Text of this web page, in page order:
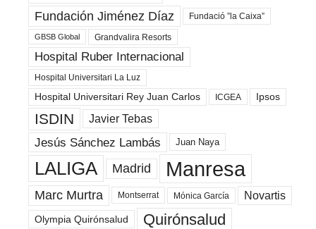
Fundación Jiménez Díaz Fundació ”la Caixa”
GBSB Global Grandvalira Resorts
Hospital Ruber Internacional
Hospital Universitari La Luz
Hospital Universitari Rey Juan Carlos ICGEA Ipsos
ISDIN Javier Tebas
Jesús Sánchez Lambás Juan Naya
LALIGA Madrid Manresa
Marc Murtra Montserrat Mónica García Novartis
Olympia Quirónsalud Quirónsalud